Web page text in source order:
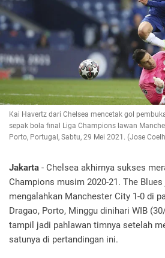
Kai Havertz dari Chelsea mencetak gol
sepak bola final Liga Champions lawan
Porto, Portugal, Sabtu, 29 Mei 2021. (Jose
Jakarta - Chelsea akhirnya sukses
Champions musim 2020-21. The
mengalahkan Manchester City 1-0 di
Dragao, Porto, Minggu dinihari WIB
tampil jadi pahlawan timnya setelah
satunya di pertandingan ini.